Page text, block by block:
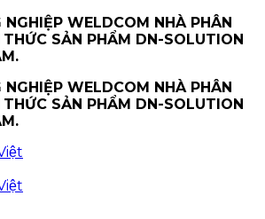
NGHIỆP WELDCOM NHÀ PHÂN
THỨC SẢN PHẨM DN-SOLUTION
NGHIỆP WELDCOM NHÀ PHÂN
THỨC SẢN PHẨM DN-SOLUTION